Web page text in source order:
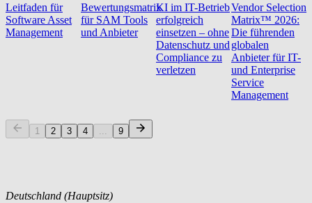
Leitfaden für
Software Asset
Management
Bewertungsmatrix
für SAM Tools
und Anbieter
KI im IT-Betrieb
erfolgreich
einsetzen – ohne
Datenschutz und
Compliance zu
verletzen
Vendor Selection
Matrix™ 2026:
Die führenden
globalen
Anbieter für IT-
und Enterprise
Service
Management
1 2 3 4 ... 9
Deutschland (Hauptsitz)